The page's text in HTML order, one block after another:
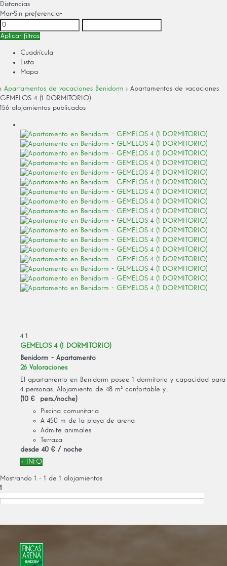
Distancias
Mar-Sin preferencia-
Aplicar filtros
Cuadrícula
Lista
Mapa
› Apartamentos de vacaciones Benidorm › Apartamentos de vacaciones
GEMELOS 4 (1 DORMITORIO)
156 alojamientos publicados
4 1
GEMELOS 4 (1 DORMITORIO)
Benidorm - Apartamento
26 Valoraciones
El apartamento en Benidorm posee 1 dormitorio y capacidad para
4 personas. Alojamiento de 48 m² confortable y...
(10 € pers./noche)
Piscina comunitaria
A 450 m de la playa de arena
Admite animales
Terraza
desde 40 € / noche
+ INFO
Mostrando 1 - 1 de 1 alojamientos
1